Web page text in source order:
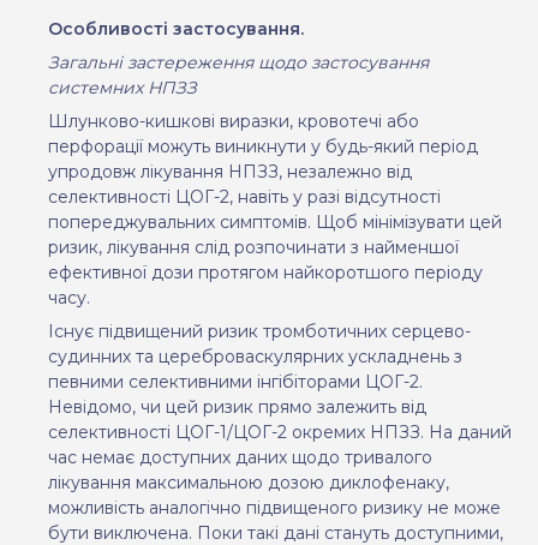
Особливості застосування.
Загальні застереження щодо застосування
системнихНПЗЗ
Шлунково-кишкові виразки, кровотечі або
перфорації можуть виникнути у будь-який період
упродовж лікування НПЗЗ, незалежно від
селективності ЦОГ-2, навіть у разі відсутності
попереджувальних симптомів. Щоб мінімізувати цей
ризик, лікування слід розпочинати з найменшої
ефективної дози протягом найкоротшого періоду
часу.
Існує підвищений ризик тромботичних серцево-
судинних та цереброваскулярних ускладнень з
певними селективними інгібіторами ЦОГ-2.
Невідомо, чи цей ризик прямо залежить від
селективності ЦОГ-1/ЦОГ-2 окремих НПЗЗ. На даний
час немає доступних даних щодо тривалого
лікування максимальною дозою диклофенаку,
можливість аналогічно підвищеного ризику не може
бути виключена. Поки такі дані стануть доступними,